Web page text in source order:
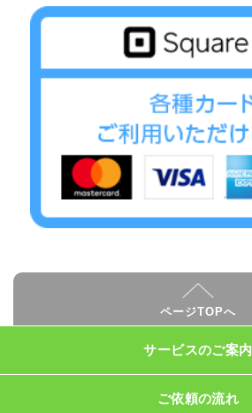
ページTOPへ
サービスのご案内
ご依頼の流れ